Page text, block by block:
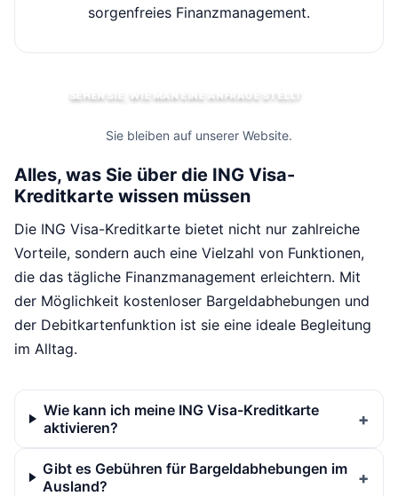
sorgenfreies Finanzmanagement.
SEHEN SIE, WIE MAN EINE ANFRAGE STELLT
Sie bleiben auf unserer Website.
Alles, was Sie über die ING Visa-
Kreditkarte wissen müssen
Die ING Visa-Kreditkarte bietet nicht nur zahlreiche
Vorteile, sondern auch eine Vielzahl von Funktionen,
die das tägliche Finanzmanagement erleichtern. Mit
der Möglichkeit kostenloser Bargeldabhebungen und
der Debitkartenfunktion ist sie eine ideale Begleitung
im Alltag.
Wie kann ich meine ING Visa-Kreditkarte
aktivieren?
Gibt es Gebühren für Bargeldabhebungen im
Ausland?